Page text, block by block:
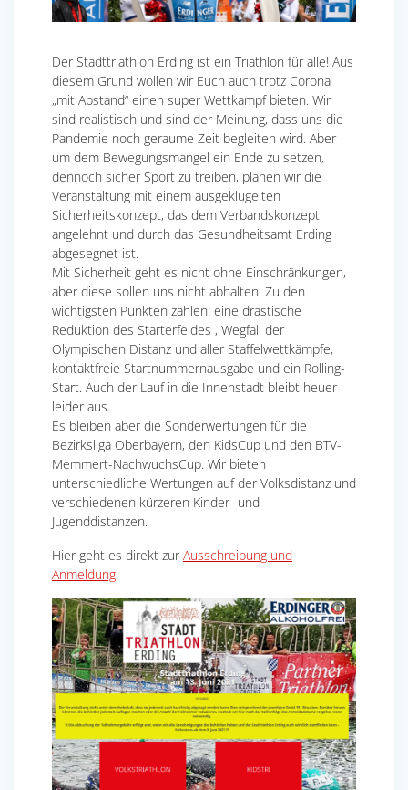
Der Stadttriathlon Erding ist ein Triathlon für alle! Aus
diesem Grund wollen wir Euch auch trotz Corona
„mit Abstand“ einen super Wettkampf bieten. Wir
sind realistisch und sind der Meinung, dass uns die
Pandemie noch geraume Zeit begleiten wird. Aber
um dem Bewegungsmangel ein Ende zu setzen,
dennoch sicher Sport zu treiben, planen wir die
Veranstaltung mit einem ausgeklügelten
Sicherheitskonzept, das dem Verbandskonzept
angelehnt und durch das Gesundheitsamt Erding
abgesegnet ist.
Mit Sicherheit geht es nicht ohne Einschränkungen,
aber diese sollen uns nicht abhalten. Zu den
wichtigsten Punkten zählen: eine drastische
Reduktion des Starterfeldes , Wegfall der
Olympischen Distanz und aller Staffelwettkämpfe,
kontaktfreie Startnummernausgabe und ein Rolling-
Start. Auch der Lauf in die Innenstadt bleibt heuer
leider aus.
Es bleiben aber die Sonderwertungen für die
Bezirksliga Oberbayern, den KidsCup und den BTV-
Memmert-NachwuchsCup. Wir bieten
unterschiedliche Wertungen auf der Volksdistanz und
verschiedenen kürzeren Kinder- und
Jugenddistanzen.
Hier geht es direkt zurAusschreibung und
Anmeldung.